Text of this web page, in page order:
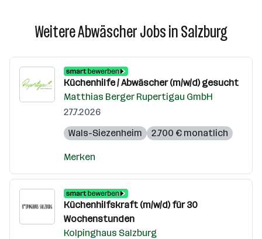
Weitere Abwäscher Jobs in Salzburg
Küchenhilfe / Abwäscher (m/w/d) gesucht
Matthias Berger Rupertigau GmbH
27.7.2026
Wals-Siezenheim
2.700 € monatlich
Merken
Küchenhilfskraft (m/w/d) für 30
Wochenstunden
Kolpinghaus Salzburg